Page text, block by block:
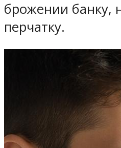
брожении банку,
перчатку.